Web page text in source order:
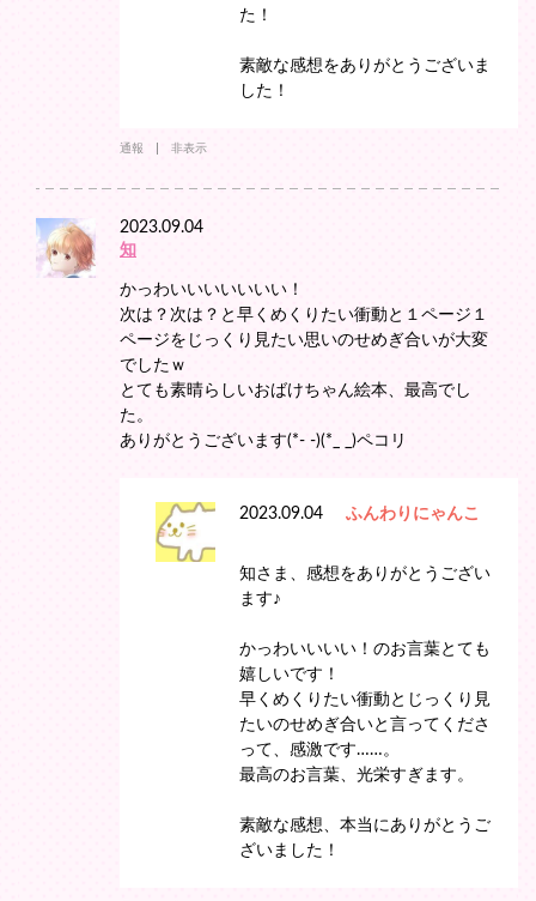
た！
素敵な感想をありがとうございま
した！
通報 非表示
2023.09.04
知
かっわいいいいいいい！
次は？次は？と早くめくりたい衝動と１ページ１
ページをじっくり見たい思いのせめぎ合いが大変
でしたｗ
とても素晴らしいおばけちゃん絵本、最高でし
た。
ありがとうございます(*- -)(*_ _)ペコリ
2023.09.04 ふんわりにゃんこ
知さま、感想をありがとうござい
ます♪
かっわいいいい！のお言葉とても
嬉しいです！
早くめくりたい衝動とじっくり見
たいのせめぎ合いと言ってくださ
って、感激です……。
最高のお言葉、光栄すぎます。
素敵な感想、本当にありがとうご
ざいました！